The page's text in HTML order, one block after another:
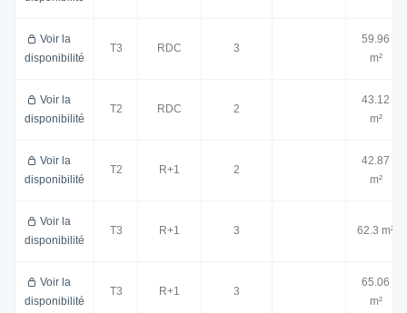
Voir la
disponibilité
T3 RDC 3
59.96
m²
Voir la
disponibilité
T2 RDC 2
43.12
m²
Voir la
disponibilité
T2 R+1 2
42.87
m²
Voir la
disponibilité
T3 R+1 3 62.3 m²
Voir la
disponibilité
T3 R+1 3
65.06
m²